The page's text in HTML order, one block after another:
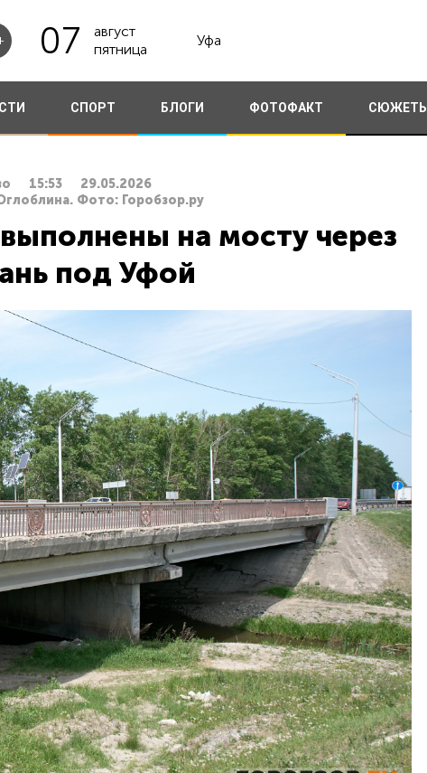
07
август
пятница
Уфа
СПОРТ БЛОГИ ФОТОФАКТ СЮЖЕТЫ
15:53
29.05.2026
Фото: Горобзор.ру
на мосту через
под Уфой